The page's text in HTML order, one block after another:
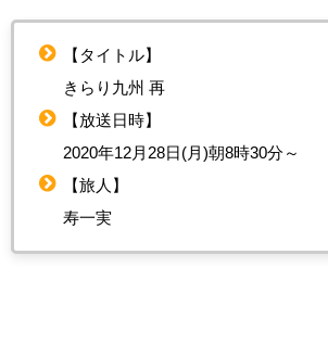
【タイトル】
きらり九州 再
【放送日時】
2020年12月28日(月)朝8時30分～
【旅人】
寿一実